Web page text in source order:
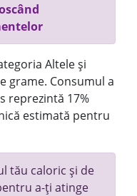
Altele și
grame. Consumul a
reprezintă 17%
estimată pentru
tău caloric și de
a-ți atinge